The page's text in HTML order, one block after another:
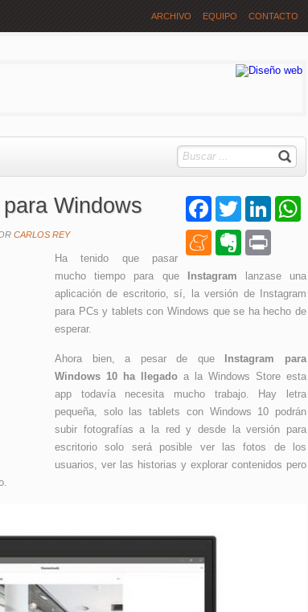
ARCHIVO EQUIPO CONTACTO
FacebookTwitter LinkedIn
MeneameEvernote
Windows
CARLOS REY
Ha tenido que pasar
mucho tiempo para que
Instagram lanzase una
aplicación de escritorio, sí, la versión de Instagram
para PCs y tablets con Windows que se ha hecho de
esperar.
Ahora bien, a pesar de que
Instagram para
Windows 10 ha llegado a la Windows Store esta
app todavía necesita mucho trabajo. Hay letra
pequeña, solo las tablets con Windows 10 podrán
subir fotografías a la red y desde la versión para
escritorio solo será posible ver las fotos de los
usuarios, ver las historias y explorar contenidos pero